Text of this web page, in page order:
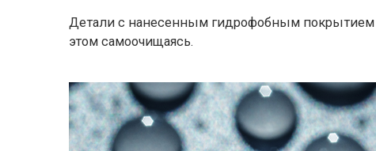
Детали с нанесенным гидрофобным покрытием
этом самоочищаясь.